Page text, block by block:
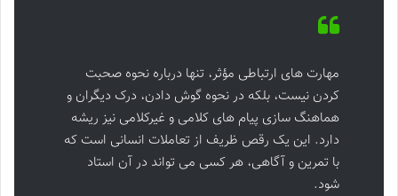
مهارت های ارتباطی مؤثر، تنها درباره نحوه صحبت
کردن نیست، بلکه در نحوه گوش دادن، درک دیگران و
هماهنگ سازی پیام های کلامی و غیرکلامی نیز ریشه
دارد. این یک رقص ظریف از تعاملات انسانی است که
با تمرین و آگاهی، هر کسی می تواند در آن استاد
شود.